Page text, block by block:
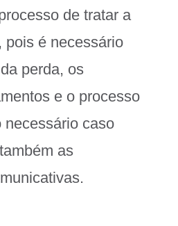
de tratar a
pois é necessário
perda, os
e o processo
necessário caso
as